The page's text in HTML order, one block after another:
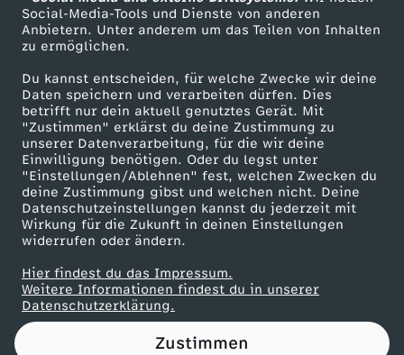
Social-Media-Tools und Dienste von anderen
Anbietern. Unter anderem um das Teilen von Inhalten
zu ermöglichen.
Du kannst entscheiden, für welche Zwecke wir deine
Daten speichern und verarbeiten dürfen. Dies
betrifft nur dein aktuell genutztes Gerät. Mit
"Zustimmen" erklärst du deine Zustimmung zu
unserer Datenverarbeitung, für die wir deine
Einwilligung benötigen. Oder du legst unter
"Einstellungen/Ablehnen" fest, welchen Zwecken du
deine Zustimmung gibst und welchen nicht. Deine
Datenschutzeinstellungen kannst du jederzeit mit
Wirkung für die Zukunft in deinen Einstellungen
widerrufen oder ändern.
Hier findest du das Impressum.
Weitere Informationen findest du in unserer
Datenschutzerklärung.
Zustimmen
t
e
n
T
e
p
p
i
ZDF Unternehmen
Karriere
ZDF goes Schule
Werbefernsehen
Mainzelmännchen
Partner